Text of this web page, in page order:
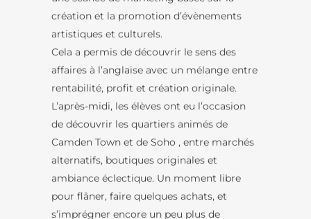
création et la promotion d’évènements
artistiques et culturels.
Cela a permis de découvrir le sens des
affaires à l’anglaise avec un mélange entre
rentabilité, profit et création originale.
L’après-midi, les élèves ont eu l’occasion
de découvrir les quartiers animés de
Camden Town et de Soho , entre marchés
alternatifs, boutiques originales et
ambiance éclectique. Un moment libre
pour flâner, faire quelques achats, et
s’imprégner encore un peu plus de